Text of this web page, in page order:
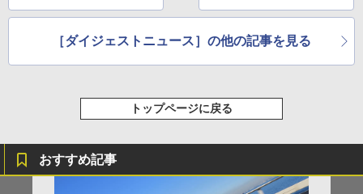
［ダイジェストニュース］の他の記事を見る
トップページに戻る
おすすめ記事